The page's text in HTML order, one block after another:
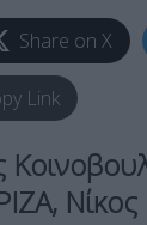
Share on X
Link